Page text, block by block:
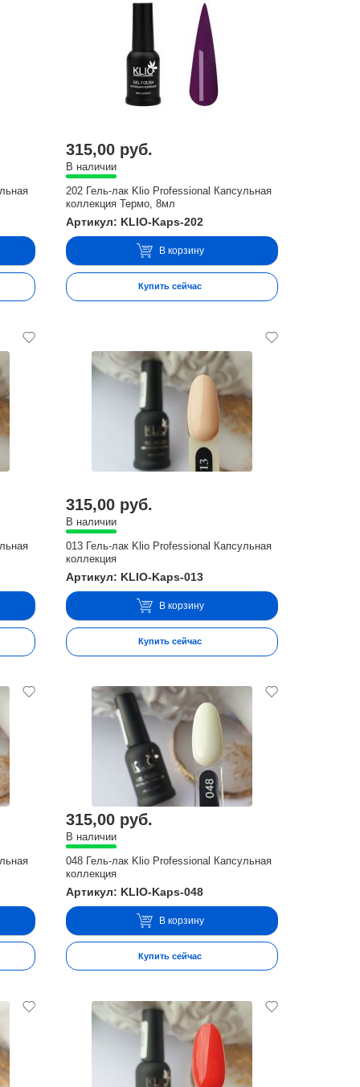
315,00 руб.
В наличии
202 Гель-лак Klio Professional Капсульная
коллекция Термо, 8мл
Артикул: KLIO-Kaps-202
В корзину
Купить сейчас
315,00 руб.
В наличии
013 Гель-лак Klio Professional Капсульная
коллекция
Артикул: KLIO-Kaps-013
В корзину
Купить сейчас
315,00 руб.
В наличии
048 Гель-лак Klio Professional Капсульная
коллекция
Артикул: KLIO-Kaps-048
В корзину
Купить сейчас